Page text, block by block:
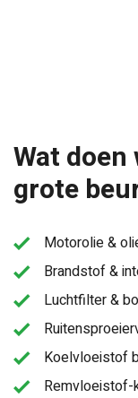
Wat doen
grote
Motorolie &
Brandstof &
Luchtfilter &
Koelvloeistof